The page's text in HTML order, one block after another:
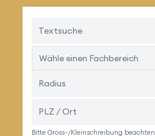
Wähle einen Fachbereich
Bitte Gross-/Kleinschreibung beachten